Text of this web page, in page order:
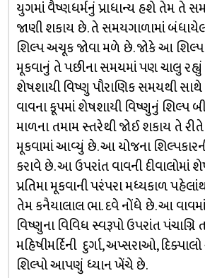
યુગમાં વૈષ્ણધર્મનું પ્રાધાન્ય હશે તેમ તે
જાણી શકાય છે. તે સમયગાળામાં
શિલ્પ અચૂક જોવા મળે છે. જોકે આ શિલ્પ
મૂકવાનું તે પછીના સમયમાં પણ ચાલુ
શેષશાયી વિષ્ણુ પૌરાણિક સમયથી સાથે
વાવના કૂપમાં શેષશાયી વિષ્ણુનું શિલ્પ
માળના તમામ સ્તરેથી જોઈ શકાય તે
મૂકવામાં આવ્યું છે. આ યોજના
કરાવે છે. આ ઉપરાંત વાવની દીવાલોમાં
પ્રતિમા મૂકવાની પરંપરા મધ્યકાળ
તેમ કનૈયાલાલ ભા. દવે નોંધે છે. આ
વિષ્ણુના વિવિધ સ્વરૂપો ઉપરાંત પંચાગ્નિ
મહિષીમર્દિની દુર્ગા, અપ્સરાઓ,
શિલ્પો આપણું ધ્યાન ખેંચે છે.